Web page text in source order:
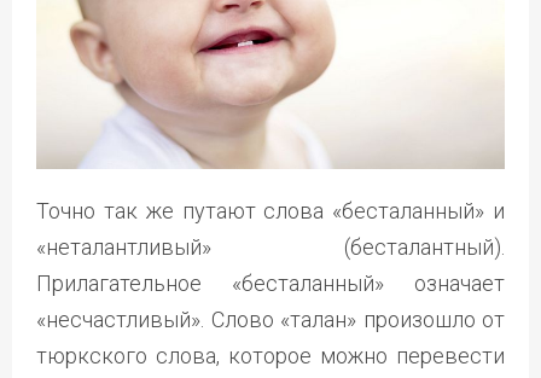
Точно так же путают слова «бесталанный» и
«неталантливый» (бесталантный).
Прилагательное «бесталанный» означает
«несчастливый». Слово «талан» произошло от
тюркского слова, которое можно перевести